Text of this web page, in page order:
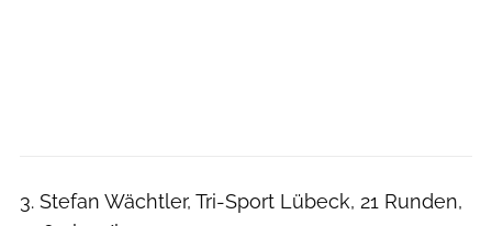
3. Stefan Wächtler, Tri-Sport Lübeck, 21 Runden,